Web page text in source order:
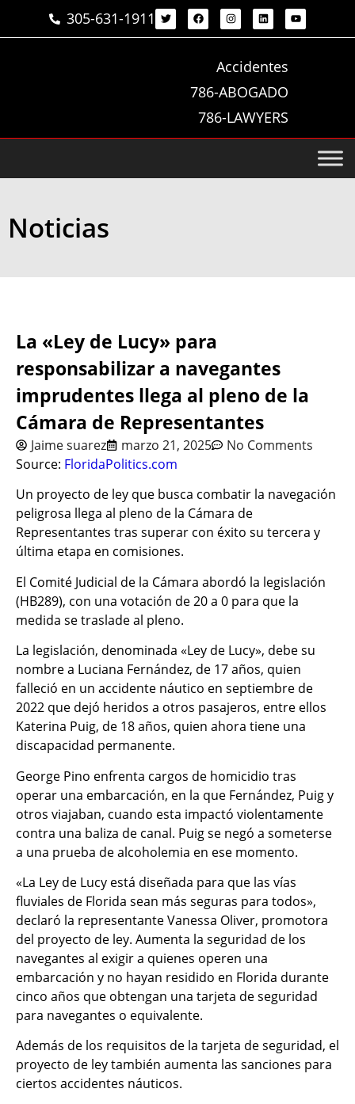
305-631-1911
Accidentes
786-ABOGADO
786-LAWYERS
Noticias
La «Ley de Lucy» para
responsabilizar a navegantes
imprudentes llega al pleno de la
Cámara de Representantes
Jaime suarez marzo 21, 2025
No Comments
Source: FloridaPolitics.com
Un proyecto de ley que busca combatir la navegación
peligrosa llega al pleno de la Cámara de
Representantes tras superar con éxito su tercera y
última etapa en comisiones.
El Comité Judicial de la Cámara abordó la legislación
(HB289), con una votación de 20 a 0 para que la
medida se traslade al pleno.
La legislación, denominada «Ley de Lucy», debe su
nombre a Luciana Fernández, de 17 años, quien
falleció en un accidente náutico en septiembre de
2022 que dejó heridos a otros pasajeros, entre ellos
Katerina Puig, de 18 años, quien ahora tiene una
discapacidad permanente.
George Pino enfrenta cargos de homicidio tras
operar una embarcación, en la que Fernández, Puig y
otros viajaban, cuando esta impactó violentamente
contra una baliza de canal. Puig se negó a someterse
a una prueba de alcoholemia en ese momento.
«La Ley de Lucy está diseñada para que las vías
fluviales de Florida sean más seguras para todos»,
declaró la representante Vanessa Oliver, promotora
del proyecto de ley. Aumenta la seguridad de los
navegantes al exigir a quienes operen una
embarcación y no hayan residido en Florida durante
cinco años que obtengan una tarjeta de seguridad
para navegantes o equivalente.
Además de los requisitos de la tarjeta de seguridad, el
proyecto de ley también aumenta las sanciones para
ciertos accidentes náuticos.